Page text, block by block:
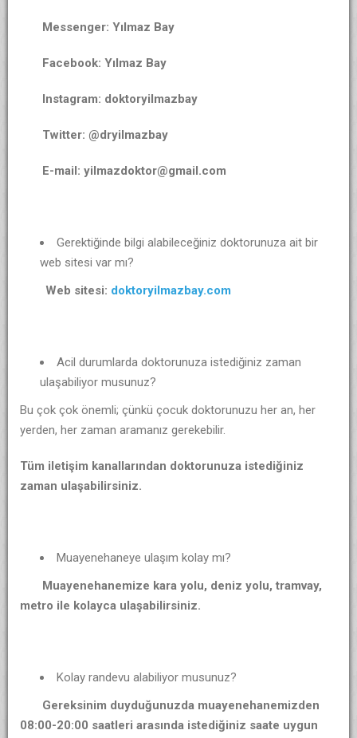
Messenger: Yılmaz Bay
Facebook: Yılmaz Bay
Instagram: doktoryilmazbay
Twitter: @dryilmazbay
E-mail: yilmazdoktor@gmail.com
Gerektiğinde bilgi alabileceğiniz doktorunuza ait bir
web sitesi var mı?
Web sitesi: doktoryilmazbay.com
Acil durumlarda doktorunuza istediğiniz zaman
ulaşabiliyor musunuz?
Bu çok çok önemli; çünkü çocuk doktorunuzu her an, her
yerden, her zaman aramanız gerekebilir.
Tüm iletişim kanallarından doktorunuza istediğiniz
zaman ulaşabilirsiniz.
Muayenehaneye ulaşım kolay mı?
Muayenehanemize kara yolu, deniz yolu, tramvay,
metro ile kolayca ulaşabilirsiniz.
Kolay randevu alabiliyor musunuz?
Gereksinim duyduğunuzda muayenehanemizden
08:00-20:00 saatleri arasında istediğiniz saate uygun